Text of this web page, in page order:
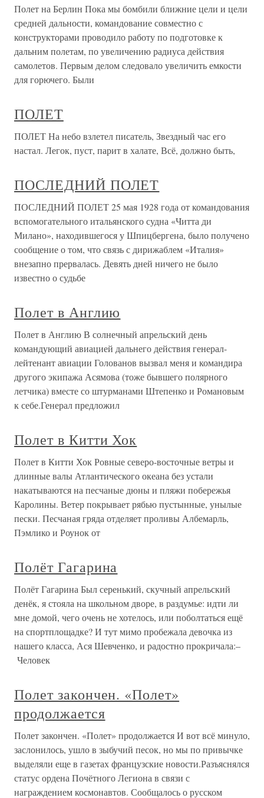
Полет на Берлин Пока мы бомбили ближние цели и цели
средней дальности, командование совместно с
конструкторами проводило работу по подготовке к
дальним полетам, по увеличению радиуса действия
самолетов. Первым делом следовало увеличить емкости
для горючего. Были
ПОЛЕТ
ПОЛЕТ На небо взлетел писатель, Звездный час его
настал. Легок, пуст, парит в халате, Всё, должно быть,
ПОСЛЕДНИЙ ПОЛЕТ
ПОСЛЕДНИЙ ПОЛЕТ 25 мая 1928 года от командования
вспомогательного итальянского судна «Читта ди
Милано», находившегося у Шпицбергена, было получено
сообщение о том, что связь с дирижаблем «Италия»
внезапно прервалась. Девять дней ничего не было
известно о судьбе
Полет в Англию
Полет в Англию В солнечный апрельский день
командующий авиацией дальнего действия генерал-
лейтенант авиации Голованов вызвал меня и командира
другого экипажа Асямова (тоже бывшего полярного
летчика) вместе со штурманами Штепенко и Романовым
к себе.Генерал предложил
Полет в Китти Хок
Полет в Китти Хок Ровные северо-восточные ветры и
длинные валы Атлантического океана без устали
накатываются на песчаные дюны и пляжи побережья
Каролины. Ветер покрывает рябью пустынные, унылые
пески. Песчаная гряда отделяет проливы Албемарль,
Пэмлико и Роунок от
Полёт Гагарина
Полёт Гагарина Был серенький, скучный апрельский
денёк, я стояла на школьном дворе, в раздумье: идти ли
мне домой, чего очень не хотелось, или поболтаться ещё
на спортплощадке? И тут мимо пробежала девочка из
нашего класса, Ася Шевченко, и радостно прокричала:–
Человек
Полет закончен. «Полет»
продолжается
Полет закончен. «Полет» продолжается И вот всё минуло,
заслонилось, ушло в зыбучий песок, но мы по привычке
выделяли еще в газетах французские новости.Разъяснялся
статус ордена Почётного Легиона в связи с
награждением космонавтов. Сообщалось о русском